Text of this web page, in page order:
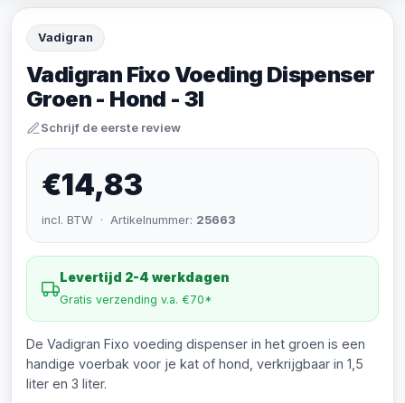
Vadigran
Vadigran Fixo Voeding Dispenser
Groen - Hond - 3l
Schrijf de eerste review
€14,83
incl. BTW · Artikelnummer: 25663
Levertijd 2-4 werkdagen
Gratis verzending v.a. €70*
De Vadigran Fixo voeding dispenser in het groen is een
handige voerbak voor je kat of hond, verkrijgbaar in 1,5
liter en 3 liter.